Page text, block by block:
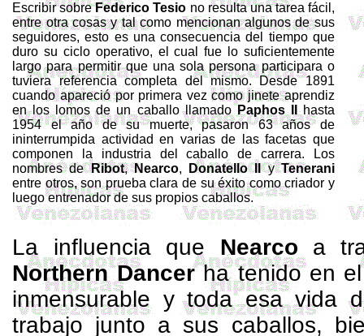
Escribir sobreFederico Tesio no resulta una tarea fácil,
entre otra cosas y tal como mencionan algunos de sus
seguidores, esto es una consecuencia del tiempo que
duro su ciclo operativo, el cual fue lo suficientemente
largo para permitir que una sola persona participara o
tuviera referencia completa del mismo. Desde 1891
cuando apareció por primera vez como jinete aprendiz
en los lomos de un caballo llamadoPaphos II hasta
1954 el año de su muerte, pasaron 63 años de
ininterrumpida actividad en varias de las facetas que
componen la industria del caballo de carrera. Los
nombres deRibot,Nearco, Donatello IIyTenerani
entre otros, son prueba clara de su éxito como criador y
luego entrenador de sus propios caballos.
La influencia que Nearco a
NorthernDancerha tenido en el
inmensurable y toda esa vida
trabajo junto a sus caballos,